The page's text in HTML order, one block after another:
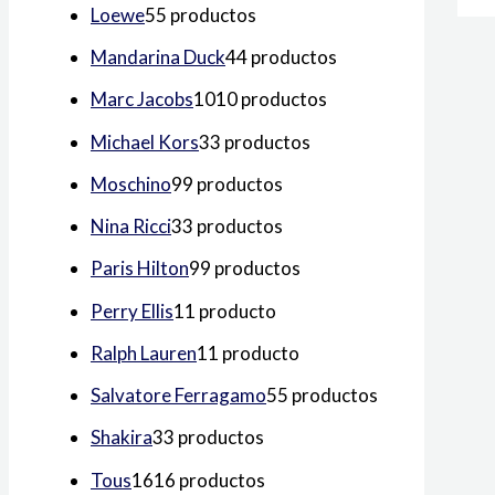
Loewe55 productos
Mandarina Duck44 productos
Marc Jacobs1010 productos
Michael Kors33 productos
Moschino99 productos
Nina Ricci33 productos
Paris Hilton99 productos
Perry Ellis11 producto
Ralph Lauren11 producto
Salvatore Ferragamo55 productos
Shakira33 productos
Tous1616 productos